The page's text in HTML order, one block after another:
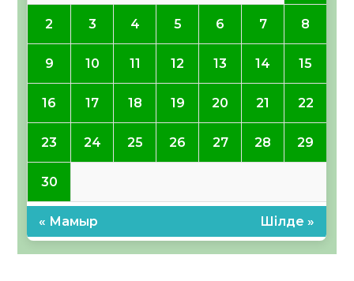
2 3 4 5 6 7 8
9 10 11 12 13 14 15
16 17 18 19 20 21 22
23 24 25 26 27 28 29
30
« Мамыр Шілде »